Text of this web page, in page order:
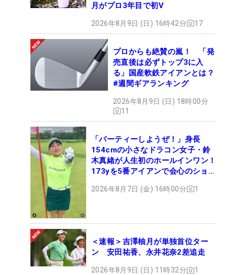
月がプロ3年目で初V
2026年8月9日 (日) 16時42分 17
プロからも絶賛の嵐！ 「発
売直後は必ずトップ3に入
る」国産軟鉄アイアンとは？
#週間ギアランキング
2026年8月9日 (日) 18時00分
11
「パーティーしようぜ！」身長
154cmの小さなドラコン女子・鈴
木真緒が人生初のホールインワン！
173yを5番アイアンで会心のショッ
2026年8月7日 (金) 16時00分 1
＜速報＞吉澤柚月が単独首位ター
ン 安田祐香、永井花奈2差追走
2026年8月9日 (日) 11時32分 1